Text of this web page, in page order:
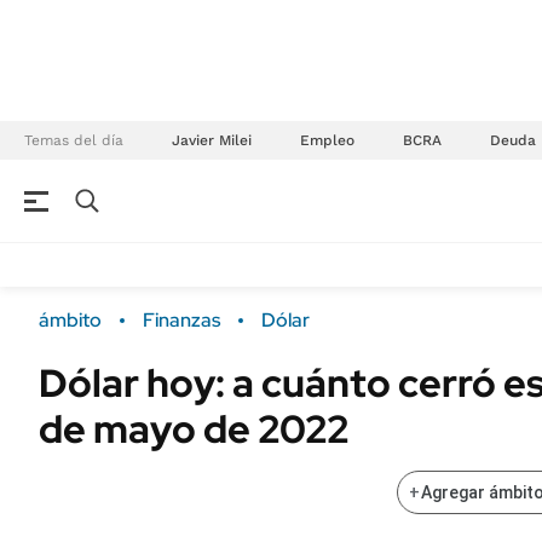
Temas del día Javier Milei Empleo BCRA Deuda
Campo
FINANZAS
Sustentabilidad
Seguros
POLÍTICA
ámbito Finanzas Dólar
Dólar hoy: a cuánto cerró
de mayo de 2022
+Agregar